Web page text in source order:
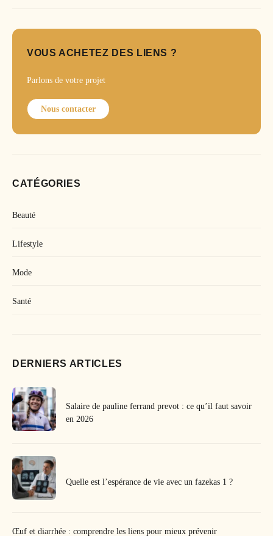
VOUS ACHETEZ DES LIENS ?
Parlons de votre projet
Nous contacter
CATÉGORIES
Beauté
Lifestyle
Mode
Santé
DERNIERS ARTICLES
Salaire de pauline ferrand prevot : ce qu’il faut savoir
en 2026
Quelle est l’espérance de vie avec un fazekas 1 ?
Œuf et diarrhée : comprendre les liens pour mieux prévenir